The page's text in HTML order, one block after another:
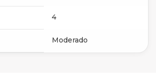
4
Moderado